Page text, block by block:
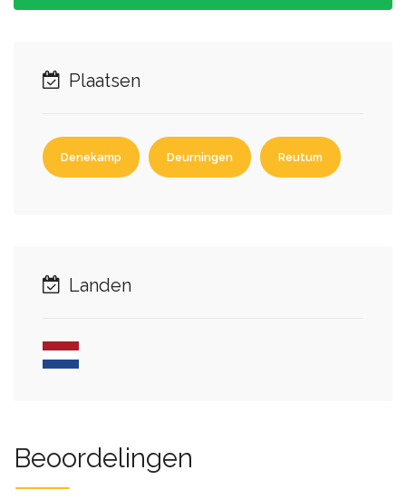
Plaatsen
Denekamp Deurningen Reutum
Landen
Beoordelingen